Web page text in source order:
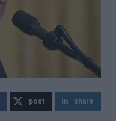
post share